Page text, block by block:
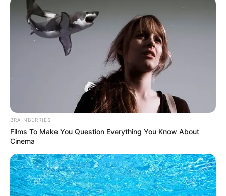
BRAINBERRIES
Films To Make You Question Everything You Know About
Cinema